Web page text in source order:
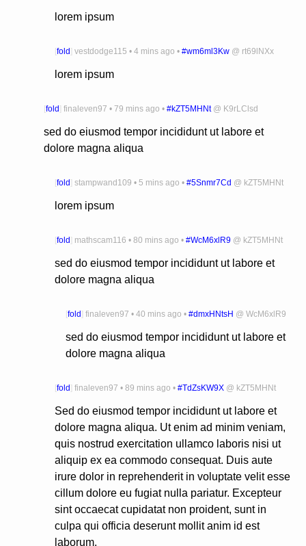
lorem ipsum
[fold vestdodge115 • 4 mins ago • #wm6ml3Kw @ rt69lNXx
lorem ipsum
[fold finaleven97 • 79 mins ago • #kZT5MHNt @ K9rLClsd
sed do eiusmod tempor incididunt ut labore et
dolore magna aliqua
[fold stampwand109 • 5 mins ago • #5Snmr7Cd @ kZT5MHNt
lorem ipsum
[fold mathscam116 • 80 mins ago • #WcM6xlR9 @ kZT5MHNt
sed do eiusmod tempor incididunt ut labore et
dolore magna aliqua
[fold finaleven97 • 40 mins ago • #dmxHNtsH @ WcM6xlR9
sed do eiusmod tempor incididunt ut labore et
dolore magna aliqua
[fold finaleven97 • 89 mins ago • #TdZsKW9X @ kZT5MHNt
Sed do eiusmod tempor incididunt ut labore et
dolore magna aliqua. Ut enim ad minim veniam,
quis nostrud exercitation ullamco laboris nisi ut
aliquip ex ea commodo consequat. Duis aute
irure dolor in reprehenderit in voluptate velit esse
cillum dolore eu fugiat nulla pariatur. Excepteur
sint occaecat cupidatat non proident, sunt in
culpa qui officia deserunt mollit anim id est
laborum.